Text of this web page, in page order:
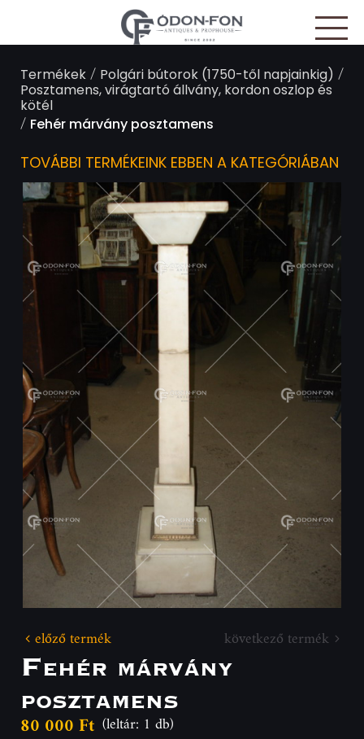
Termékek/ Polgári bútorok (1750-től napjainkig) /
Posztamens, virágtartó állvány, kordon oszlop és
kötél
/ Fehér márvány posztamens
TOVÁBBI TERMÉKEINK EBBEN A KATEGÓRIÁBAN
előző termék következő termék
Fehér márvány
posztamens
80 000 Ft (leltár: 1 db)